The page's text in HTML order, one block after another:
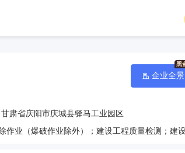
甘肃省庆阳市庆城县驿马工业园区
企业全景